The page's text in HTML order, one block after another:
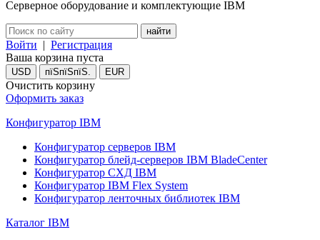
Серверное оборудование и комплектующие IBM
Войти | Регистрация
Ваша корзина пуста
USD пїЅпїЅпїЅ. EUR
Очистить корзину
Оформить заказ
Конфигуратор IBM
Конфигуратор серверов IBM
Конфигуратор блейд-серверов IBM BladeCenter
Конфигуратор СХД IBM
Конфигуратор IBM Flex System
Конфигуратор ленточных библиотек IBM
Каталог IBM